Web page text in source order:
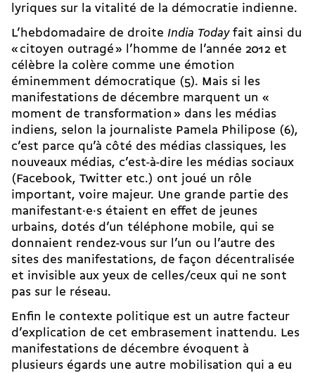
lyriques sur la vitalité de la démocratie indienne.
L’hebdomadaire de droite India Todayfait ainsi du
« citoyen outragé » l’homme de l’année 2012 et
célèbre la colère comme une émotion
éminemment démocratique (5). Mais si les
manifestations de décembre marquent un «
moment de transformation » dans les médias
indiens, selon la journaliste Pamela Philipose (6),
c’est parce qu’à côté des médias classiques, les
nouveaux médias, c’est-à-dire les médias sociaux
(Facebook, Twitter etc.) ont joué un rôle
important, voire majeur. Une grande partie des
ma­ni­fes­tant·e·s étaient en effet de jeunes
urbains, dotés d’un téléphone mobile, qui se
donnaient rendez-vous sur l’un ou l’autre des
sites des manifestations, de façon décentralisée
et invisible aux yeux de celles/ceux qui ne sont
pas sur le réseau.
Enfin le contexte politique est un autre facteur
d’explication de cet embrasement inattendu. Les
manifestations de décembre évoquent à
plusieurs égards une autre mobilisation qui a eu